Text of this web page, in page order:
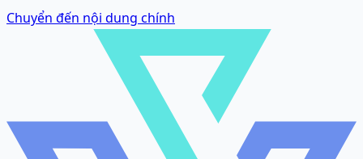
Chuyển đến nội dung chính